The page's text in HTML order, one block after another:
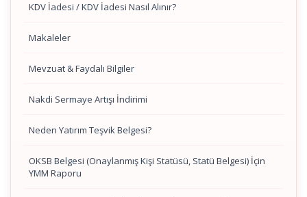
KDV İadesi / KDV İadesi Nasıl Alınır?
Makaleler
Mevzuat & Faydalı Bilgiler
Nakdi Sermaye Artışı İndirimi
Neden Yatırım Teşvik Belgesi?
OKSB Belgesi (Onaylanmış Kişi Statüsü, Statü Belgesi) İçin
YMM Raporu